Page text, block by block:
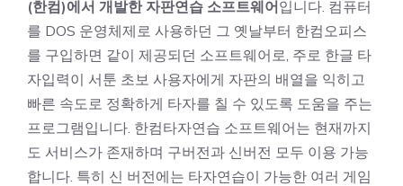
(한컴)에서 개발한 자판연습 소프트웨어입니다. 컴퓨터
를 DOS 운영체제로 사용하던 그 옛날부터 한컴오피스
를 구입하면 같이 제공되던 소프트웨어로, 주로 한글 타
자입력이 서툰 초보 사용자에게 자판의 배열을 익히고
빠른 속도로 정확하게 타자를 칠 수 있도록 도움을 주는
프로그램입니다. 한컴타자연습 소프트웨어는 현재까지
도 서비스가 존재하며 구버전과 신버전 모두 이용 가능
합니다. 특히 신 버전에는 타자연습이 가능한 여러 게임